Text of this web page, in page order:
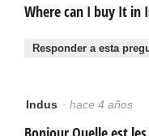
Where can I buy It in
Responder a esta
Indus · hace 4 años